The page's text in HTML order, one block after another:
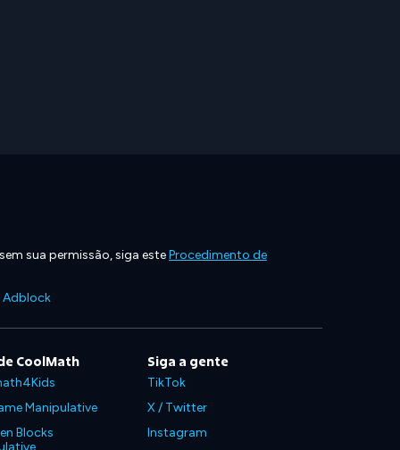
sua permissão, siga esteProcedimento de
Adblock
CoolMath
Manipulative
Blocks
Siga a gente
TikTok
X / Twitter
Instagram